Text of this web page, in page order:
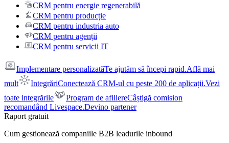
CRM pentru energie regenerabilă
CRM pentru producție
CRM pentru industria auto
CRM pentru agenții
CRM pentru servicii IT
Implementare personalizatăTe ajutăm să începi rapid.Află mai
mult
IntegrăriConectează CRM-ul cu peste 200 de aplicații.Vezi
toate integrările
Program de afiliereCâștigă comision
recomandând Livespace.Devino partener
Raport gratuit
Cum gestionează companiile B2B leadurile inbound